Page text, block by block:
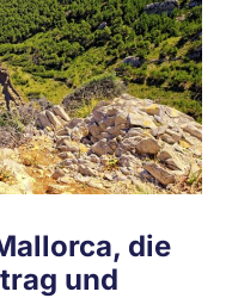
die
und